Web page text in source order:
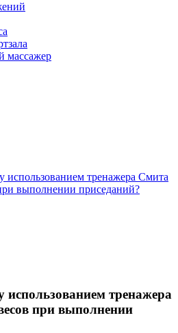
массажер
использованием тренажера Смита
выполнении приседаний?
тренажера
при выполнении